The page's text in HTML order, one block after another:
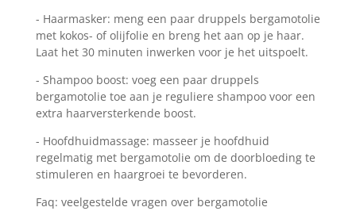
- Haarmasker: meng een paar druppels bergamotolie
met kokos- of olijfolie en breng het aan op je haar.
Laat het 30 minuten inwerken voor je het uitspoelt.
- Shampoo boost: voeg een paar druppels
bergamotolie toe aan je reguliere shampoo voor een
extra haarversterkende boost.
- Hoofdhuidmassage: masseer je hoofdhuid
regelmatig met bergamotolie om de doorbloeding te
stimuleren en haargroei te bevorderen.
Faq: veelgestelde vragen over bergamotolie